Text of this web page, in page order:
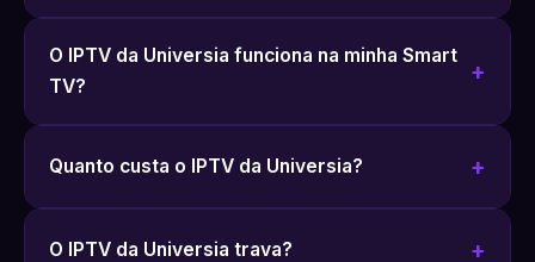
O IPTV da Universia funciona na minha Smart
TV?
Quanto custa o IPTV da Universia?
O IPTV da Universia trava?